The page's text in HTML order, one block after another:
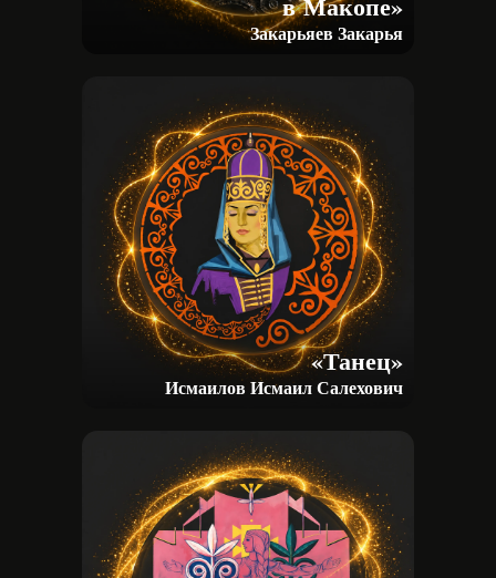
Исмаилов Исмаил Салехович
«Танец»
Закарьяев Закарья